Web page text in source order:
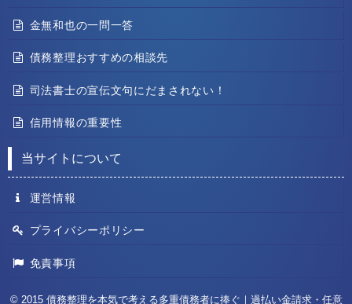
金無和也の一問一答
債務整理おすすめの相談先
司法書士の宣伝文句にだまされない！
信用情報の重要性
当サイトについて
運営情報
プライバシーポリシー
免責事項
© 2015 債務整理を本気で考える多重債務者に捧ぐ｜過払い金請求・任意